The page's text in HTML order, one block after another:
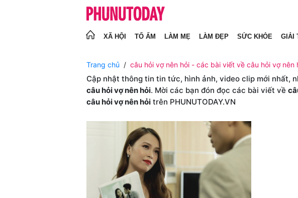
XÃ HỘI TỔ ẤM LÀM MẸ LÀM ĐẸP SỨC KHỎE GIẢI
Trang chủ câu hỏi vợ nên hỏi - các bài viết về câu hỏi vợ nên
Cập nhật thông tin tin tức, hình ảnh, video clip mới nhất,
câu hỏi vợ nên hỏi. Mời các bạn đón đọc các bài viết về
câu hỏi vợ nên hỏi trên PHUNUTODAY.VN